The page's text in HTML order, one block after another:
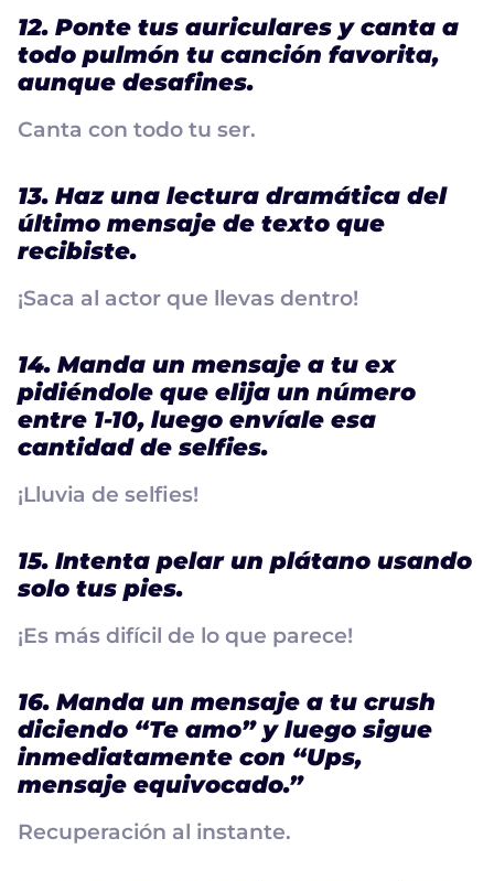
12. Ponte tus auriculares y canta a
todo pulmón tu canción favorita,
aunque desafines.
Canta con todo tu ser.
13. Haz una lectura dramática del
último mensaje de texto que
recibiste.
¡Saca al actor que llevas dentro!
14. Manda un mensaje a tu ex
pidiéndole que elija un número
entre 1-10, luego envíale esa
cantidad de selfies.
¡Lluvia de selfies!
15. Intenta pelar un plátano usando
solo tus pies.
¡Es más difícil de lo que parece!
16. Manda un mensaje a tu crush
diciendo “Te amo” y luego sigue
inmediatamente con “Ups,
mensaje equivocado.”
Recuperación al instante.